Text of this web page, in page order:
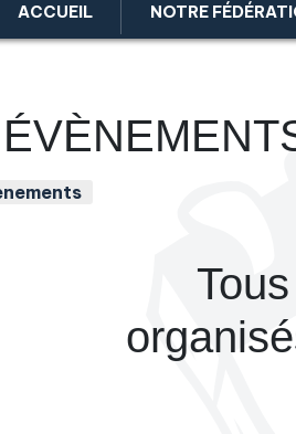
ACCUEIL NOTRE